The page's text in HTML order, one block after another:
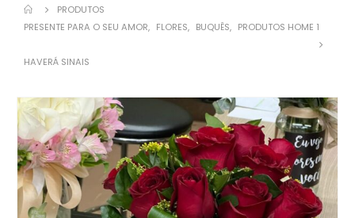
PRODUTOS
PRESENTE PARA O SEU AMOR, FLORES, BUQUÊS, PRODUTOS HOME 1
HAVERÁ SINAIS